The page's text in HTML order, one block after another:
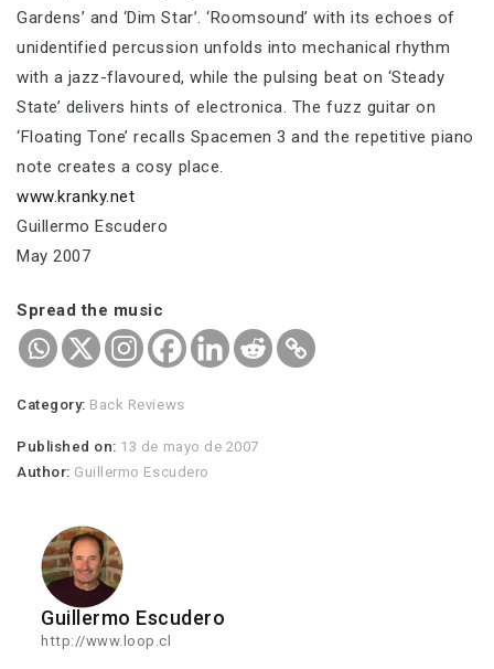
Gardens’ and ‘Dim Star’. ‘Roomsound’ with its echoes of
unidentified percussion unfolds into mechanical rhythm
with a jazz-flavoured, while the pulsing beat on ‘Steady
State’ delivers hints of electronica. The fuzz guitar on
‘Floating Tone’ recalls Spacemen 3 and the repetitive piano
note creates a cosy place.
www.kranky.net
Guillermo Escudero
May 2007
Spread the music
Category: Back Reviews
Published on: 13 de mayo de 2007
Author: Guillermo Escudero
Guillermo Escudero
http://www.loop.cl